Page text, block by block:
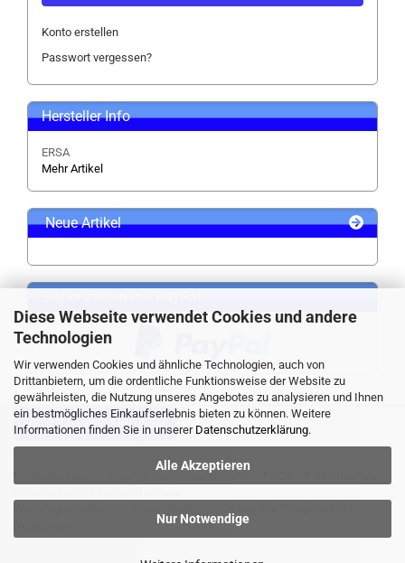
Diese Webseite verwendet Cookies und andere
Technologien
Wir verwenden Cookies und ähnliche Technologien, auch von
Drittanbietern, um die ordentliche Funktionsweise der Website zu
gewährleisten, die Nutzung unseres Angebotes zu analysieren und Ihnen
ein bestmögliches Einkaufserlebnis bieten zu können. Weitere
Informationen finden Sie in unserer Datenschutzerklärung.
Alle Akzeptieren
Nur Notwendige
Konto erstellen
Passwort vergessen?
Hersteller Info
ERSA
Mehr Artikel
Neue Artikel
VERTRAG WIDERRUFEN
Liefer- und Versandkosten